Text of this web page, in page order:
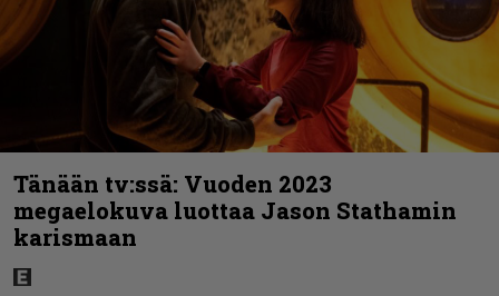
Tänään tv:ssä: Vuoden 2023
megaelokuva luottaa Jason Stathamin
karismaan